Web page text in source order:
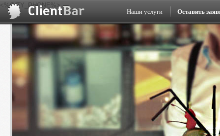
Наши услуги Оставить
<%CITY_PHONE%>